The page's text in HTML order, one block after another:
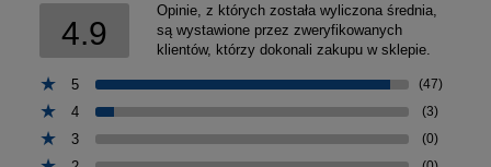
4.9
Opinie, z których została wyliczona średnia,
są wystawione przez zweryfikowanych
klientów, którzy dokonali zakupu w sklepie.
5 (47)
4 (3)
3 (0)